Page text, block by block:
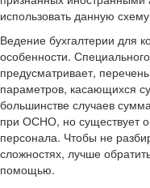
использовать данную
Ведение бухгалтерии для
особенности.
предусматривает,
параметров, касающихся
большинстве случаев
при ОСНО, но существует
персонала. Чтобы не
сложностях, лучше
помощью.